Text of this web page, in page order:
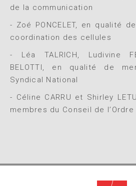
de la communication
- Zoé PONCELET, en qualité
coordination des cellules
- Léa TALRICH, Ludivine
BELOTTI, en qualité de
Syndical National
- Céline CARRU et Shirley
membres du Conseil de l’Ordre